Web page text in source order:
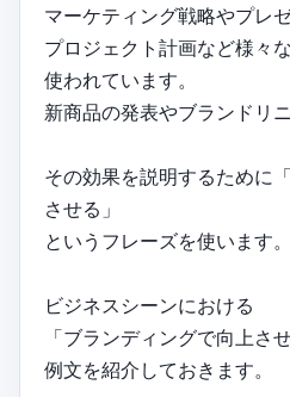
マーケティング戦略やプレ
プロジェクト計画など様々
使われています。
新商品の発表やブランドリ
その効果を説明するために
させる」
というフレーズを使います。
ビジネスシーンにおける
「ブランディングで向上さ
例文を紹介しておきます。